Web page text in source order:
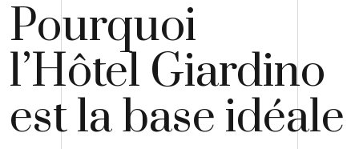
Pourquoi
l’Hôtel Giardino
est la base idéale